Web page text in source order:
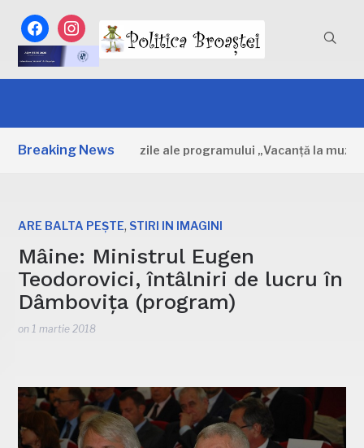
facebookinstagram
Breaking News
Dâmbovița: Primele zile ale programului „Vacanță la muzeu”
ARE BALTA PEȘTE, STIRI IN IMAGINI
Mâine: Ministrul Eugen
Teodorovici, întâlniri de lucru în
Dâmbovița (program)
on 1 martie 2018